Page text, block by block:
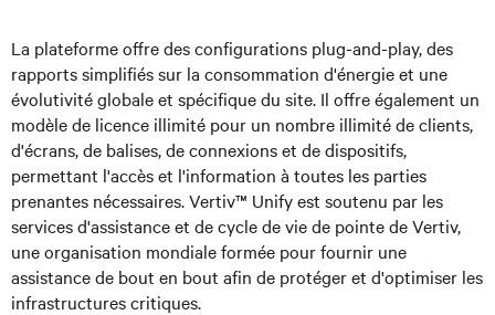
La plateforme offre des configurations plug-and-play, des
rapports simplifiés sur la consommation d'énergie et une
évolutivité globale et spécifique du site. Il offre également un
modèle de licence illimité pour un nombre illimité de clients,
d'écrans, de balises, de connexions et de dispositifs,
permettant l'accès et l'information à toutes les parties
prenantes nécessaires. Vertiv™ Unify est soutenu par les
services d'assistance et de cycle de vie de pointe de Vertiv,
une organisation mondiale formée pour fournir une
assistance de bout en bout afin de protéger et d'optimiser les
infrastructures critiques.